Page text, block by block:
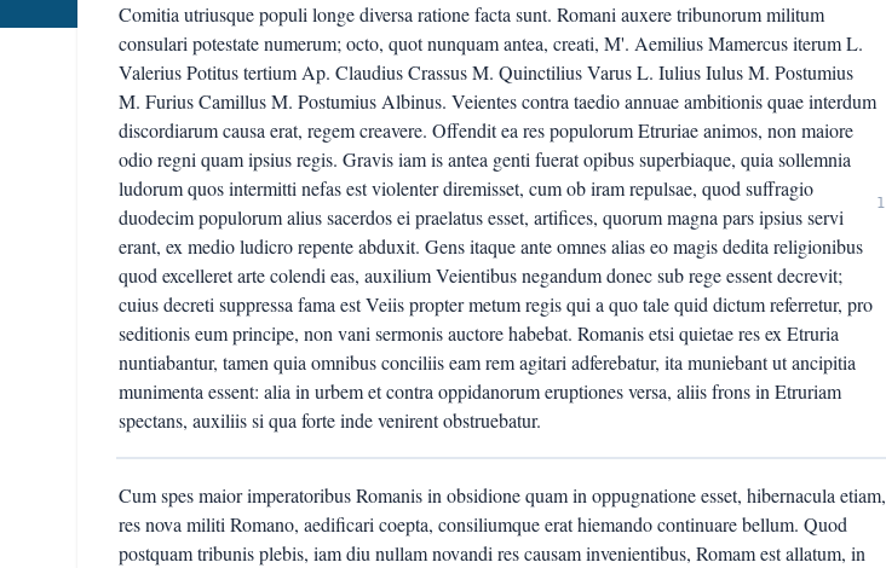
Comitia utriusque populi longe diversa ratione facta sunt. Romani auxere tribunorum militum
consulari potestate numerum; octo, quot nunquam antea, creati, M'. Aemilius Mamercus iterum L.
Valerius Potitus tertium Ap. Claudius Crassus M. Quinctilius Varus L. Iulius Iulus M. Postumius
M. Furius Camillus M. Postumius Albinus. Veientes contra taedio annuae ambitionis quae interdum
discordiarum causa erat, regem creavere. Offendit ea res populorum Etruriae animos, non maiore
odio regni quam ipsius regis. Gravis iam is antea genti fuerat opibus superbiaque, quia sollemnia
ludorum quos intermitti nefas est violenter diremisset, cum ob iram repulsae, quod suffragio
duodecim populorum alius sacerdos ei praelatus esset, artifices, quorum magna pars ipsius servi
erant, ex medio ludicro repente abduxit. Gens itaque ante omnes alias eo magis dedita religionibus
quod excelleret arte colendi eas, auxilium Veientibus negandum donec sub rege essent decrevit;
cuius decreti suppressa fama est Veiis propter metum regis qui a quo tale quid dictum referretur, pro
seditionis eum principe, non vani sermonis auctore habebat. Romanis etsi quietae res ex Etruria
nuntiabantur, tamen quia omnibus conciliis eam rem agitari adferebatur, ita muniebant ut ancipitia
munimenta essent: alia in urbem et contra oppidanorum eruptiones versa, aliis frons in Etruriam
spectans, auxiliis si qua forte inde venirent obstruebatur.
1
Cum spes maior imperatoribus Romanis in obsidione quam in oppugnatione esset, hibernacula etiam,
res nova militi Romano, aedificari coepta, consiliumque erat hiemando continuare bellum. Quod
postquam tribunis plebis, iam diu nullam novandi res causam invenientibus, Romam est allatum, in